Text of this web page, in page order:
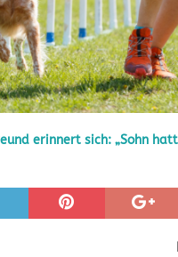
mit Tieren: Hunde und
Wössinger Hundeverein frönt
Kritik: Prinzessin Kate und
]
erinnert sich: „Sohn